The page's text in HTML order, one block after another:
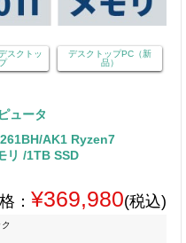
スクトッ
プ
デスクトップPC（新
品）
ュータ
AK1 Ryzen7
リ /1TB SSD
： ¥369,980(税込)
ク